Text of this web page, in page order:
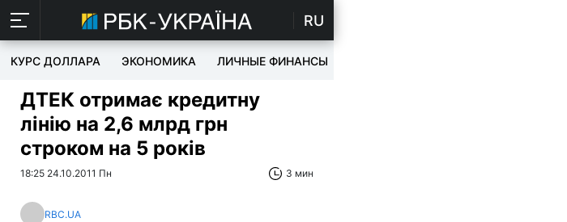
RU
КУРС ДОЛЛАРА ЭКОНОМИКА ЛИЧНЫЕ ФИНАНСЫ
ДТЕК отримає кредитну
лінію на 2,6 млрд грн
строком на 5 років
18:25 24.10.2011 Пн 3 мин
RBC.UA